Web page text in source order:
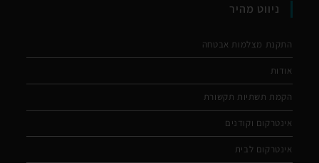
ניווט מהיר
התקנת מצלמות אבטחה
אודות
הקמת תשתיות תקשורת
אינטרקום וקודנים
אינטרקום לבית